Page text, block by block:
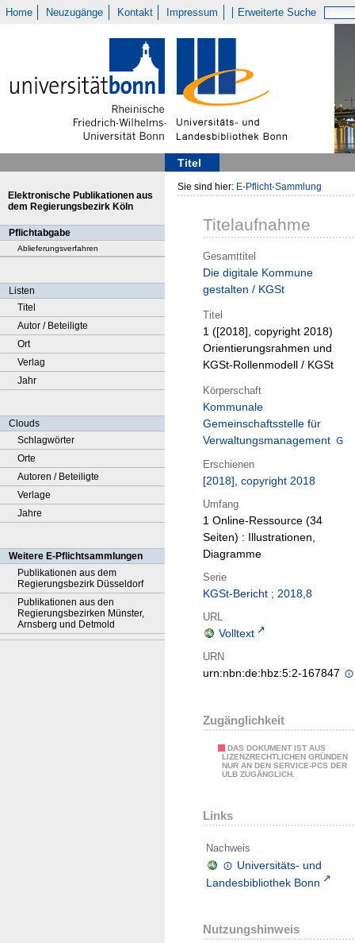
Home Neuzugänge Kontakt Impressum Erweiterte Suche
Titel
Elektronische Publikationen aus
dem Regierungsbezirk Köln
Pflichtabgabe
Ablieferungsverfahren
Listen
Titel
Autor / Beteiligte
Ort
Verlag
Jahr
Clouds
Schlagwörter
Orte
Autoren / Beteiligte
Verlage
Jahre
Weitere E-Pflichtsammlungen
Publikationen aus dem
Regierungsbezirk Düsseldorf
Publikationen aus den
Regierungsbezirken Münster,
Arnsberg und Detmold
Sie sind hier: E-Pflicht-Sammlung
Titelaufnahme
Gesamttitel
Die digitale Kommune
gestalten / KGSt
Titel
1 ([2018], copyright 2018)
Orientierungsrahmen und
KGSt-Rollenmodell / KGSt
Körperschaft
Kommunale
Gemeinschaftsstelle für
Verwaltungsmanagement
Erschienen
[2018], copyright 2018
Umfang
1 Online-Ressource (34
Seiten) : Illustrationen,
Diagramme
Serie
KGSt-Bericht ; 2018,8
URL
Volltext
URN
urn:nbn:de:hbz:5:2-167847
Zugänglichkeit
DAS DOKUMENT IST AUS
LIZENZRECHTLICHEN GRÜNDEN
NUR AN DEN SERVICE-PCS DER
ULB ZUGÄNGLICH.
Links
Nachweis
Universitäts- und
Landesbibliothek Bonn
Nutzungshinweis